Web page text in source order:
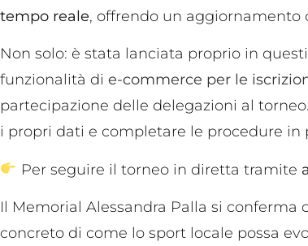
tempo reale, offrendo un
Non solo: è stata lanciata proprio in
funzionalità di e-commerce per le
partecipazione delle delegazioni al
i propri dati e completare le procedure
Per seguire il torneo in diretta tramite
Il Memorial Alessandra Palla si
concreto di come lo sport locale possa